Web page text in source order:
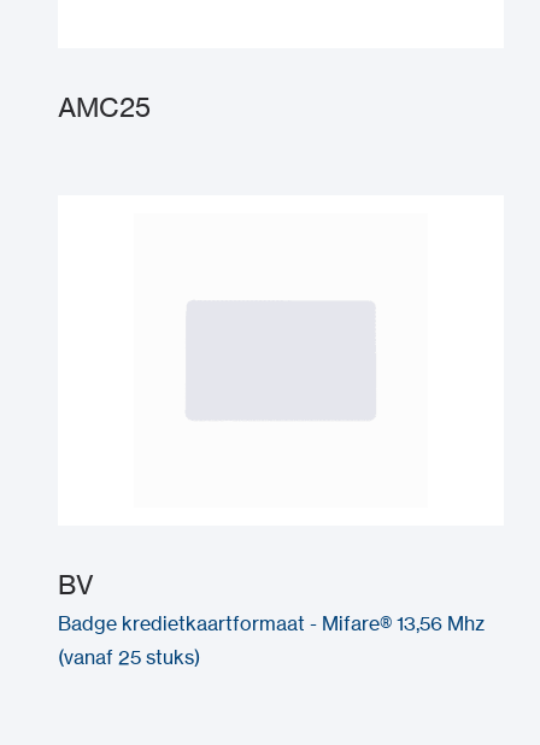
AMC25
BV
Badge kredietkaartformaat - Mifare® 13,56 Mhz
(vanaf 25 stuks)